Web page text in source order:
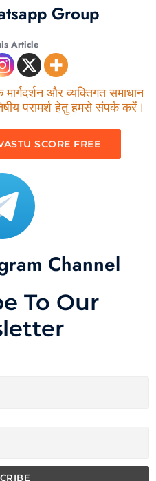
Group
Article
और व्यक्तिगत समाधान
परामर्श हेतु हमसे संपर्क करें।
SCORE FREE
Channel
To Our